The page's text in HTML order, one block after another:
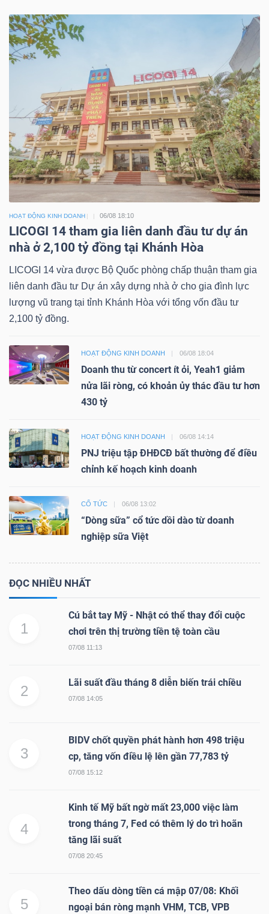
HOẠT ĐỘNG KINH DOANH 06/08 18:10
LICOGI 14 tham gia liên danh đầu tư dự án
nhà ở 2,100 tỷ đồng tại Khánh Hòa
LICOGI 14 vừa được Bộ Quốc phòng chấp thuận tham gia
liên danh đầu tư Dự án xây dựng nhà ở cho gia đình lực
lượng vũ trang tại tỉnh Khánh Hòa với tổng vốn đầu tư
2,100 tỷ đồng.
HOẠT ĐỘNG KINH DOANH 06/08 18:04
Doanh thu từ concert ít ỏi, Yeah1 giảm
nửa lãi ròng, có khoản ủy thác đầu tư hơn
430 tỷ
HOẠT ĐỘNG KINH DOANH 06/08 14:14
PNJ triệu tập ĐHĐCĐ bất thường để điều
chỉnh kế hoạch kinh doanh
CỔ TỨC 06/08 13:02
“Dòng sữa” cổ tức dồi dào từ doanh
nghiệp sữa Việt
ĐỌC NHIỀU NHẤT
1
Cú bắt tay Mỹ - Nhật có thể thay đổi cuộc
chơi trên thị trường tiền tệ toàn cầu
07/08 11:13
2
Lãi suất đầu tháng 8 diễn biến trái chiều
07/08 14:05
3
BIDV chốt quyền phát hành hơn 498 triệu
cp, tăng vốn điều lệ lên gần 77,783 tỷ
07/08 15:12
4
Kinh tế Mỹ bất ngờ mất 23,000 việc làm
trong tháng 7, Fed có thêm lý do trì hoãn
tăng lãi suất
07/08 20:45
5
Theo dấu dòng tiền cá mập 07/08: Khối
ngoại bán ròng mạnh VHM, TCB, VPB